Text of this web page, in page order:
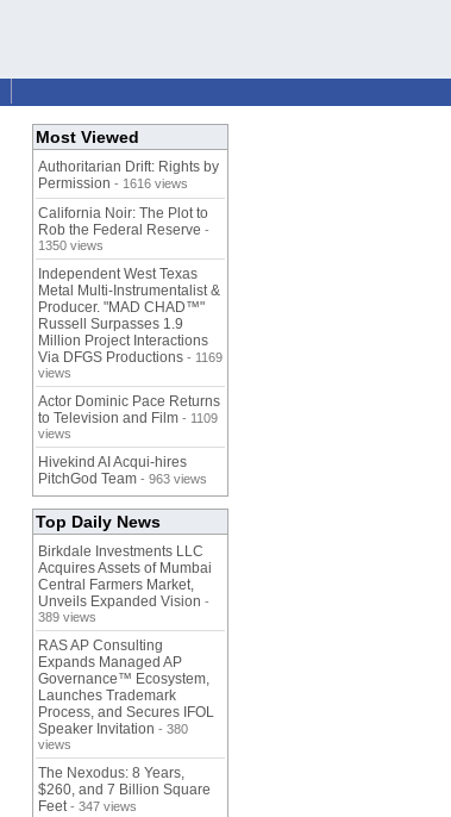
Most Viewed
Authoritarian Drift: Rights by
Permission - 1616 views
California Noir: The Plot to
Rob the Federal Reserve -
1350 views
Independent West Texas
Metal Multi-Instrumentalist &
Producer. "MAD CHAD™"
Russell Surpasses 1.9
Million Project Interactions
Via DFGS Productions - 1169
views
Actor Dominic Pace Returns
to Television and Film - 1109
views
Hivekind AI Acqui-hires
PitchGod Team - 963 views
Top Daily News
Birkdale Investments LLC
Acquires Assets of Mumbai
Central Farmers Market,
Unveils Expanded Vision -
389 views
RAS AP Consulting
Expands Managed AP
Governance™ Ecosystem,
Launches Trademark
Process, and Secures IFOL
Speaker Invitation - 380
views
The Nexodus: 8 Years,
$260, and 7 Billion Square
Feet - 347 views